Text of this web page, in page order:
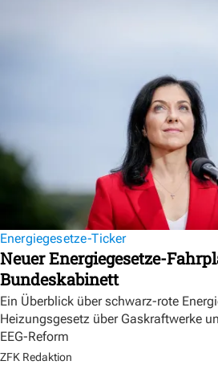
Energiegesetze-Ticker
Neuer Energiegesetze-
Bundeskabinett
Ein Überblick über schwarz-rote
Heizungsgesetz über Gaskraftwerke
EEG-Reform
ZFK Redaktion